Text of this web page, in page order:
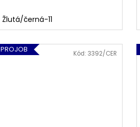
Žlutá/černá-11
PROJOB Kód:3392/CER